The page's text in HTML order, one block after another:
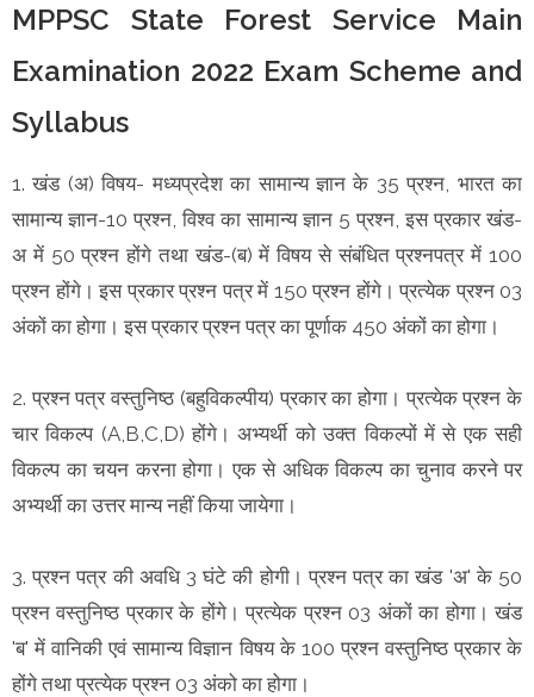
MPPSC State Forest Service Main
Examination 2022 Exam Scheme and
Syllabus
1. खंड (अ) विषय- मध्यप्रदेश का सामान्य ज्ञान के 35 प्रश्न, भारत का
सामान्य ज्ञान-10 प्रश्न, विश्व का सामान्य ज्ञान 5 प्रश्न, इस प्रकार खंड-
अ में 50 प्रश्न होंगे तथा खंड-(ब) में विषय से संबंधित प्रश्नपत्र में 100
प्रश्न होंगे। इस प्रकार प्रश्न पत्र में 150 प्रश्न होंगे। प्रत्येक प्रश्न 03
अंकों का होगा। इस प्रकार प्रश्न पत्र का पूर्णाक 450 अंकों का होगा।
2. प्रश्न पत्र वस्तुनिष्ठ (बहुविकल्पीय) प्रकार का होगा। प्रत्येक प्रश्न के
चार विकल्प (A,B,C,D) होंगे। अभ्यर्थी को उक्त विकल्पों में से एक सही
विकल्प का चयन करना होगा। एक से अधिक विकल्प का चुनाव करने पर
अभ्यर्थी का उत्तर मान्य नहीं किया जायेगा।
3. प्रश्न पत्र की अवधि 3 घंटे की होगी। प्रश्न पत्र का खंड 'अ' के 50
प्रश्न वस्तुनिष्ठ प्रकार के होंगे। प्रत्येक प्रश्न 03 अंकों का होगा। खंड
'ब' में वानिकी एवं सामान्य विज्ञान विषय के 100 प्रश्न वस्तुनिष्ठ प्रकार के
होंगे तथा प्रत्येक प्रश्न 03 अंको का होगा।